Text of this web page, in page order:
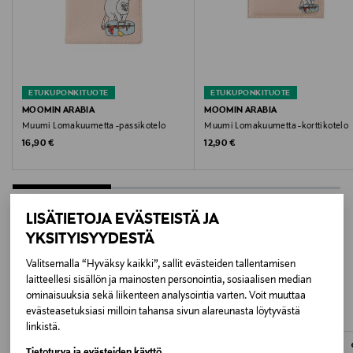
LISÄTIETOJA EVÄSTEISTÄ JA
YKSITYISYYDESTÄ
Valitsemalla “Hyväksy kaikki”, sallit evästeiden tallentamisen
laitteellesi sisällön ja mainosten personointia, sosiaalisen median
ominaisuuksia sekä liikenteen analysointia varten. Voit muuttaa
evästeasetuksiasi milloin tahansa sivun alareunasta löytyvästä
linkistä.
Pyyhitään puhtaaksi kostealla liinalla. Ei sovellu
astianpesukoneeseen.
MULTICOLOR
Koko
27 x 20 x 1,2
Valmistusmaa
Romania
1083728
Valmistaja
Fiskars Oyj
ETUKUPONKITUOTE
MOOMIN ARABIA
Muumi Lomakuumetta -passikotelo
Original Price
16,90 €
ETUKUPONKITUOTE
MOOMIN ARABIA
Muumi Lomakuumetta -korttikotelo
Original Price
12,90 €
LISÄÄ KIINNOSTAVIA
TUOTTEITA